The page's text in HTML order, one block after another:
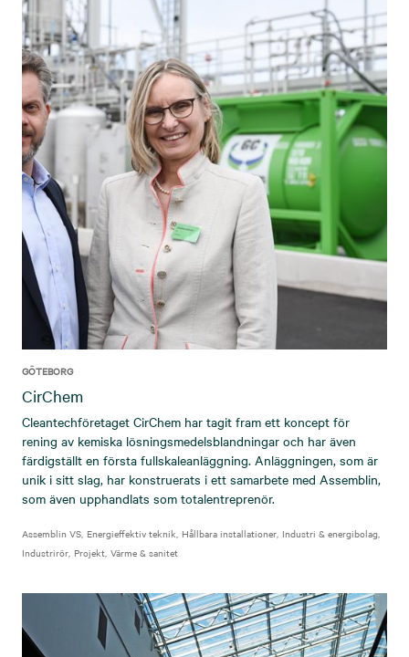
GÖTEBORG
CirChem
Cleantechföretaget CirChem har tagit fram ett koncept för
rening av kemiska lösningsmedelsblandningar och har även
färdigställt en första fullskaleanläggning. Anläggningen, som är
unik i sitt slag, har konstruerats i ett samarbete med Assemblin,
som även upphandlats som totalentreprenör.
Assemblin VS Energieffektiv teknik Hållbara installationer Industri & energibolag
Industrirör Projekt Värme & sanitet